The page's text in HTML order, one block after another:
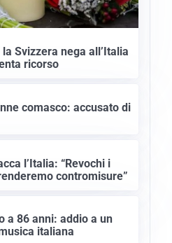
Svizzera nega all’Italia
ricorso
comasco: accusato di
l’Italia: “Revochi i
contromisure”
a 86 anni: addio a un
italiana